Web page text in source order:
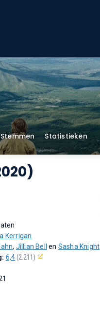
Stemmen Statistieken
Kerrigan
, Jillian Bell en Sasha Knight
6,4(2.211)